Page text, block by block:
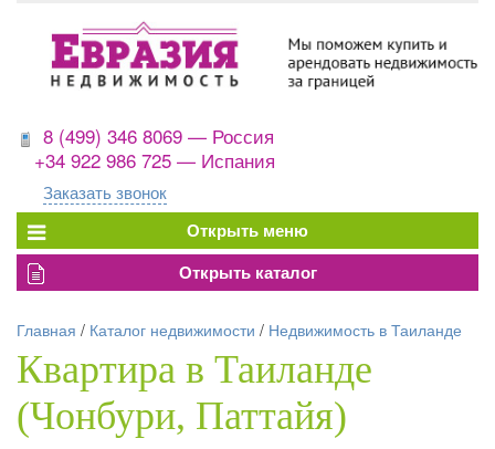
8 (499) 346 8069 — Россия
+34 922 986 725 — Испания
Заказать звонок
Главная / Каталог недвижимости / Недвижимость в Таиланде
Квартира в Таиланде
(Чонбури, Паттайя)